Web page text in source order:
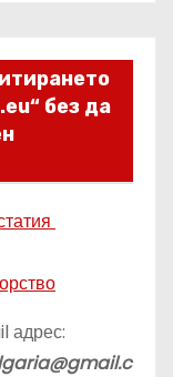
без да
адрес: